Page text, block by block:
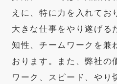
えに、特に力を入れてお
大きな仕事をやり遂げる
知性、チームワークを兼
おります。また、弊社の
ワーク、スピード、やり